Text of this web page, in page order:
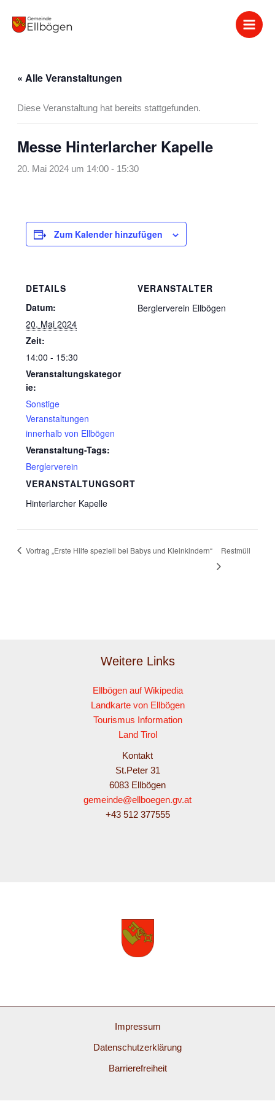
Inhalt
« Alle Veranstaltungen
Diese Veranstaltung hat bereits stattgefunden.
Messe Hinterlarcher Kapelle
20. Mai 2024 um 14:00- 15:30
Zum Kalender hinzufügen
DETAILS
Datum:
20. Mai 2024
Zeit:
14:00 - 15:30
Veranstaltungskategor
ie:
Sonstige
Veranstaltungen
innerhalb von Ellbögen
Veranstaltung-Tags:
Berglerverein
VERANSTALTUNGSORT
Hinterlarcher Kapelle
VERANSTALTER
Berglerverein Ellbögen
Vortrag „Erste Hilfe speziell bei Babys und Kleinkindern“ Restmüll
Weitere Links
Ellbögen auf Wikipedia
Landkarte von Ellbögen
Tourismus Information
Land Tirol
Kontakt
St.Peter 31
6083 Ellbögen
gemeinde@ellboegen.gv.at
+43 512 377555
Impressum
Datenschutzerklärung
Barrierefreiheit